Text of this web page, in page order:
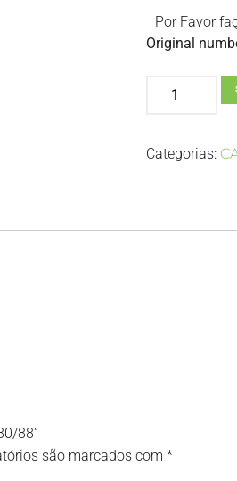
Por Favor
Original
Categorias:
88”
são marcados com *